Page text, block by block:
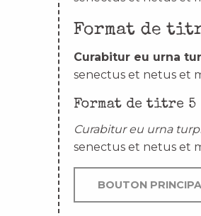
Format de
Curabitur eu urna
senectus et netus et
Format de titre 5
Curabitur eu urna
senectus et netus et
BOUTON